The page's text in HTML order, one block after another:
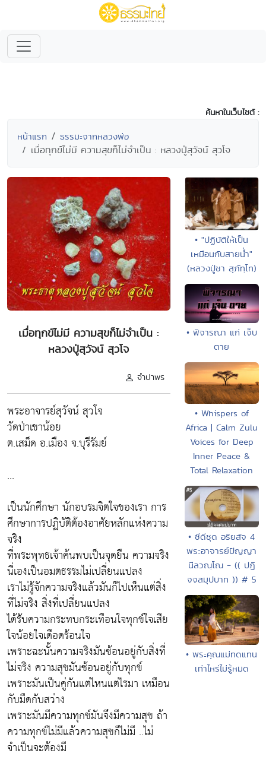
ค้นหาในเว็บไซต์ :
หน้าแรก ธรรมะจากหลวงพ่อ
เมื่อทุกข์ไม่มี ความสุขก็ไม่จำเป็น : หลวงปู่สุวัจน์ สุวโจ
เมื่อทุกข์ไม่มี ความสุขก็ไม่จำเป็น :
หลวงปู่สุวัจน์ สุวโจ
จำปาพร
พระอาจารย์สุวัจน์ สุวโจ
วัดป่าเขาน้อย
ต.เสม็ด อ.เมือง จ.บุรีรัมย์
...
เป็นนักศึกษา นักอบรมจิตใจของเรา การ
ศึกษาการปฏิบัติต้องอาศัยหลักแห่งความ
จริง
ที่พระพุทธเจ้าค้นพบเป็นจุดยืน ความจริง
นี่เองเป็นอมตธรรมไม่เปลี่ยนแปลง
เราไม่รู้จักความจริงแล้วมันก็ไปเห็นแต่สิ่ง
ที่ไม่จริง สิ่งที่เปลี่ยนแปลง
ได้รับความกระทบกระเทือนใจทุกข์ใจเสีย
ใจน้อยใจเดือดร้อนใจ
เพราะฉะนั้นความจริงมันซ้อนอยู่กับสิ่งที่
ไม่จริง ความสุขมันซ้อนอยู่กับทุกข์
เพราะมันเป็นคู่กันแต่ไหนแต่ไรมา เหมือน
กับมืดกับสว่าง
เพราะมันมีความทุกข์มันจึงมีความสุข ถ้า
ความทุกข์ไม่มีแล้วความสุขก็ไม่มี ..ไม่
จำเป็นจะต้องมี
• "ปฏิบัติให้เป็น
เหมือนกับสายน้ำ"
(หลวงปู่ชา สุภัทฺโท)
• พิจารณา แก่ เจ็บ
ตาย
• Whispers of
Africa | Calm Zulu
Voices for Deep
Inner Peace &
Total Relaxation
• ซีดีชุด อริยสัจ 4
พระอาจารย์ปัญญา
นีลวณฺโณ - (( ปฏิ
จจสมุปบาท )) # 5
• พระคุณแม่ทดแทน
เท่าไหร่ไม่รู้หมด